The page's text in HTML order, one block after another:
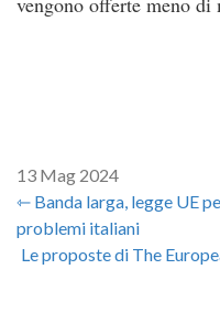
13 Mag 2024
⇽ Banda larga, legge UE
problemi italiani
Le proposte di The